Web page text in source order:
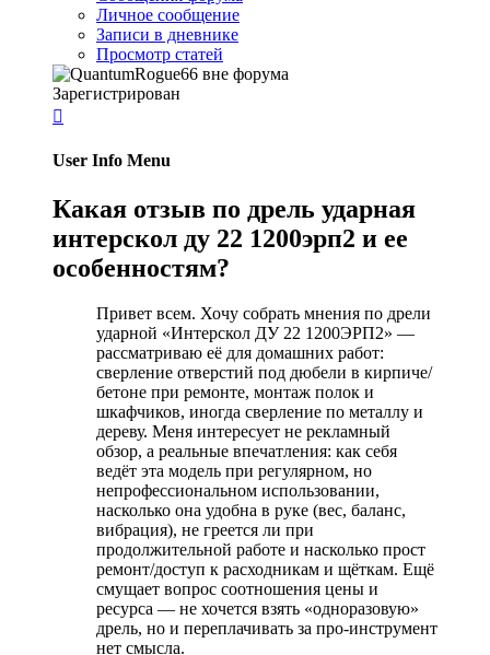
Личное сообщение
Записи в дневнике
Просмотр статей
Зарегистрирован

User Info Menu
Какая отзыв по дрель ударная
интерскол ду 22 1200эрп2 и ее
особенностям?
Привет всем. Хочу собрать мнения по дрели
ударной «Интерскол ДУ 22 1200ЭРП2» —
рассматриваю её для домашних работ:
сверление отверстий под дюбели в кирпиче/
бетоне при ремонте, монтаж полок и
шкафчиков, иногда сверление по металлу и
дереву. Меня интересует не рекламный
обзор, а реальные впечатления: как себя
ведёт эта модель при регулярном, но
непрофессиональном использовании,
насколько она удобна в руке (вес, баланс,
вибрация), не греется ли при
продолжительной работе и насколько прост
ремонт/доступ к расходникам и щёткам. Ещё
смущает вопрос соотношения цены и
ресурса — не хочется взять «одноразовую»
дрель, но и переплачивать за про-инструмент
нет смысла.